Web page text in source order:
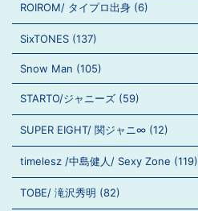
ROIROM/ タイプロ出身 (6)
SixTONES (137)
Snow Man (105)
STARTO/ジャニーズ (59)
SUPER EIGHT/ 関ジャニ∞ (12)
timelesz /中島健人/ Sexy Zone (119)
TOBE/ 滝沢秀明 (82)